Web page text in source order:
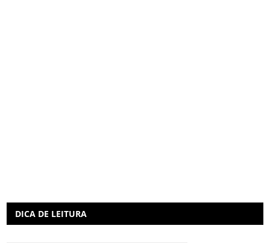
DICA DE LEITURA